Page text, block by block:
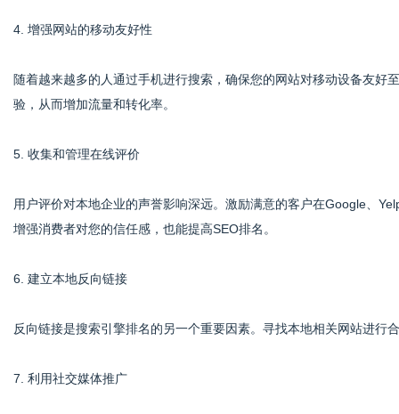
4. 增强网站的移动友好性
随着越来越多的人通过手机进行搜索，确保您的网站对移动设备友好
验，从而增加流量和转化率。
5. 收集和管理在线评价
用户评价对本地企业的声誉影响深远。激励满意的客户在Google、
增强消费者对您的信任感，也能提高SEO排名。
6. 建立本地反向链接
反向链接是搜索引擎排名的另一个重要因素。寻找本地相关网站进行
7. 利用社交媒体推广